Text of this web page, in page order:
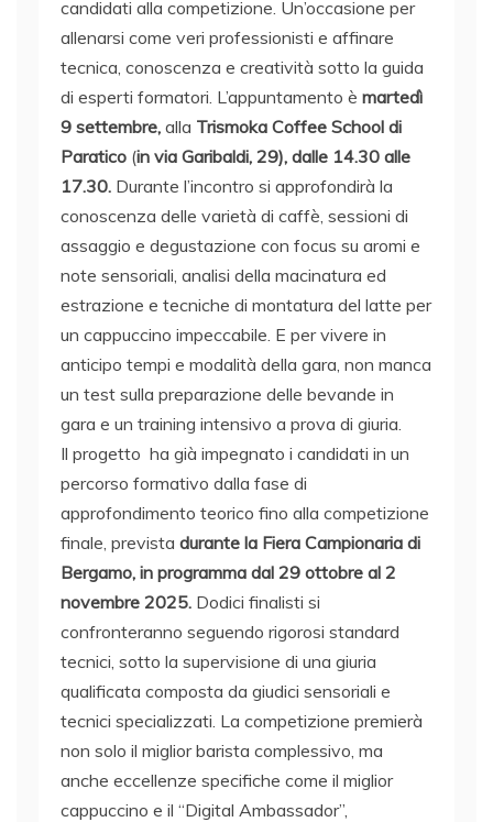
candidati alla competizione. Un’occasione per
allenarsi come veri professionisti e affinare
tecnica, conoscenza e creatività sotto la guida
di esperti formatori. L’appuntamento è martedì
9 settembre, alla Trismoka Coffee School di
Paratico (in via Garibaldi, 29), dalle 14.30 alle
17.30. Durante l’incontro si approfondirà la
conoscenza delle varietà di caffè, sessioni di
assaggio e degustazione con focus su aromi e
note sensoriali, analisi della macinatura ed
estrazione e tecniche di montatura del latte per
un cappuccino impeccabile. E per vivere in
anticipo tempi e modalità della gara, non manca
un test sulla preparazione delle bevande in
gara e un training intensivo a prova di giuria.
Il progetto ha già impegnato i candidati in un
percorso formativo dalla fase di
approfondimento teorico fino alla competizione
finale, prevista durante la Fiera Campionaria di
Bergamo, in programma dal 29 ottobre al 2
novembre 2025. Dodici finalisti si
confronteranno seguendo rigorosi standard
tecnici, sotto la supervisione di una giuria
qualificata composta da giudici sensoriali e
tecnici specializzati. La competizione premierà
non solo il miglior barista complessivo, ma
anche eccellenze specifiche come il miglior
cappuccino e il “Digital Ambassador”,